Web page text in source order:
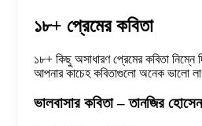
১৮+ প্রেমের কবিতা
১৮+ কিছু অসাধারণ প্রেমের কবিতা
আপনার কাচেহ কবিতাগুলো অনেক ভালো
ভালবাসার কবিতা – তানজির